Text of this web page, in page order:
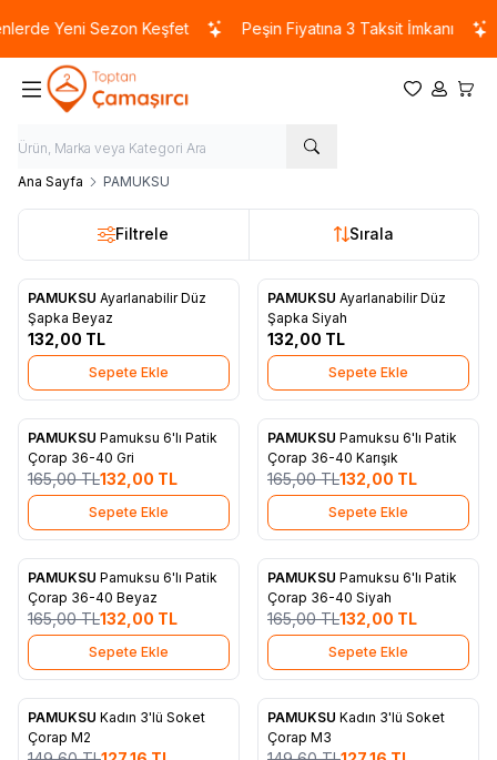
Yeni Sezon Keşfet Peşin Fiyatına 3 Taksit İmkanı
Favorilerim
Hesabım
Ana Sayfa PAMUKSU
Filtrele Sırala
Favorilere Ekle
PAMUKSU Ayarlanabilir Düz
Şapka Beyaz
132,00 TL
Sepete Ekle
Favorilere Ekle
PAMUKSU Ayarlanabilir Düz
Şapka Siyah
132,00 TL
Sepete Ekle
%20
Favorilere Ekle
PAMUKSU Pamuksu 6'lı Patik
Çorap 36-40 Gri
165,00TL132,00 TL
Sepete Ekle
%20
Favorilere Ekle
PAMUKSU Pamuksu 6'lı Patik
Çorap 36-40 Karışık
165,00TL132,00 TL
Sepete Ekle
%20
Favorilere Ekle
PAMUKSU Pamuksu 6'lı Patik
Çorap 36-40 Beyaz
165,00TL132,00 TL
Sepete Ekle
%20
Favorilere Ekle
PAMUKSU Pamuksu 6'lı Patik
Çorap 36-40 Siyah
165,00TL132,00 TL
Sepete Ekle
%15
Favorilere Ekle
PAMUKSU Kadın 3'lü Soket
Çorap M2
%15
Favorilere Ekle
PAMUKSU Kadın 3'lü Soket
Çorap M3